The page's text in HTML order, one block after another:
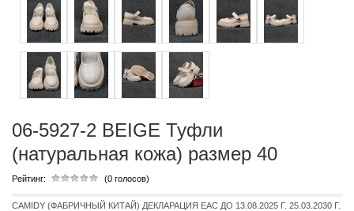
06-5927-2 BEIGE Туфли
(натуральная кожа) размер 40
Рейтинг: (0 голосов)
CAMIDY (ФАБРИЧНЫЙ КИТАЙ) ДЕКЛАРАЦИЯ EAC ДО 13.08.2025 Г. 25.03.2030 Г.